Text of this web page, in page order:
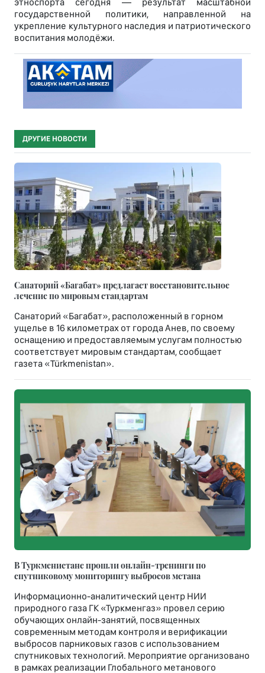
этноспорта сегодня — результат масштабной
государственной политики, направленной на
укрепление культурного наследия и патриотического
воспитания молодёжи.
ДРУГИЕ НОВОСТИ
Санаторий «Багабат» предлагает восстановительное
лечение по мировым стандартам
Санаторий «Багабат», расположенный в горном
ущелье в 16 километрах от города Анев, по своему
оснащению и предоставляемым услугам полностью
соответствует мировым стандартам, сообщает
газета «Türkmenistan».
В Туркменистане прошли онлайн-тренинги по
спутниковому мониторингу выбросов метана
Информационно-аналитический центр НИИ
природного газа ГК «Туркменгаз» провел серию
обучающих онлайн-занятий, посвященных
современным методам контроля и верификации
выбросов парниковых газов с использованием
спутниковых технологий. Мероприятие организовано
в рамках реализации Глобального метанового